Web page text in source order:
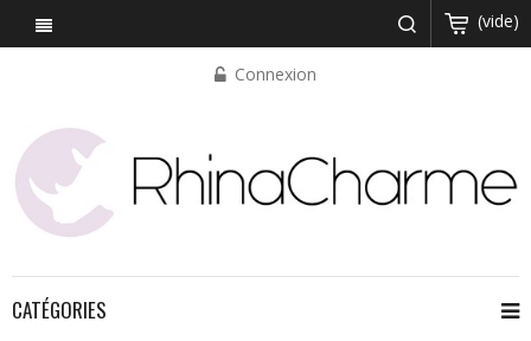
(vide)
Connexion
CATÉGORIES